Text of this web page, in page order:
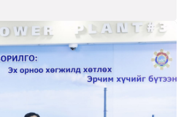
хаан баялгийн сан нэгдэл” ХХК-